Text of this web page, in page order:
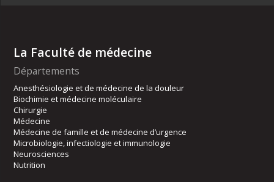
La Faculté de médecine
Départements
Anesthésiologie et de médecine de la douleur
Biochimie et médecine moléculaire
Chirurgie
Médecine
Médecine de famille et de médecine d’urgence
Microbiologie, infectiologie et immunologie
Neurosciences
Nutrition